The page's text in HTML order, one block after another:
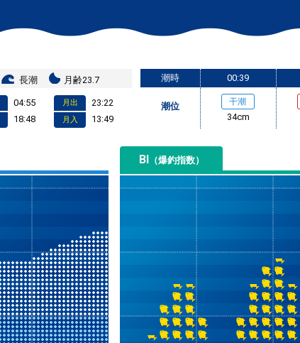
長潮 月齢23.7
04:55
18:48
月出 23:22
月入 13:49
潮時
潮位
00:39
干潮
34cm
BI （爆釣指数）